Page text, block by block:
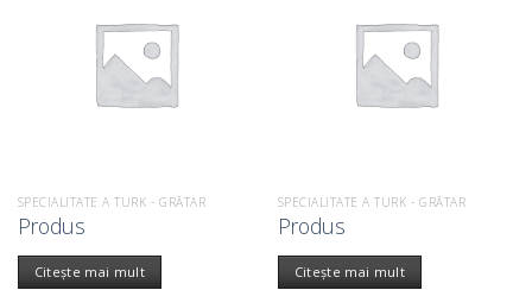
SPECIALITATE A TURK - GRĂTAR
Produs
Citește mai mult
SPECIALITATE A TURK - GRĂTAR
Produs
Citește mai mult